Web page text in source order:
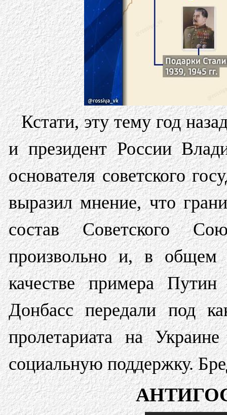
Кстати, эту тему год
и президент России
основателя советского
выразил мнение, что
состав Советского
произвольно и, в общем
качестве примера
Донбасс передали под
пролетариата на
социальную поддержку.